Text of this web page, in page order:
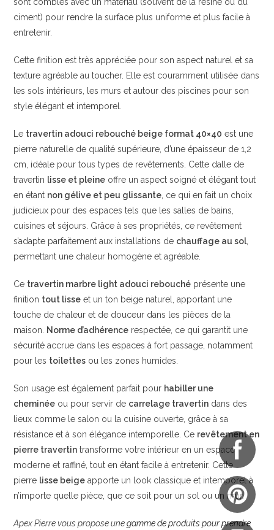
ciment) pour rendre la surface plus uniforme et plus facile à
entretenir.
Cette finition est très appréciée pour son aspect naturel et sa
texture agréable au toucher. Elle est couramment utilisée dans
les sols intérieurs, les murs et autour des piscines pour son
style élégant et intemporel.
Le travertin adouci rebouché beige format 40×40 est une
pierre naturelle de qualité supérieure, d’une épaisseur de 1,2
cm, idéale pour tous types de revêtements. Cette dalle de
travertin lisse et pleine offre un aspect soigné et élégant tout
en étant non gélive et peu glissante , ce qui en fait un choix
judicieux pour des espaces tels que les salles de bains,
cuisines et séjours. Grâce à ses propriétés, ce revêtement
s’adapte parfaitement aux installations de chauffage au sol
permettant une chaleur homogène et agréable.
Ce travertin marbre light adouci rebouché présente une
finition tout lisse et un ton beige naturel, apportant une
touche de chaleur et de douceur dans les pièces de la
maison. Norme d’adhérence respectée, ce qui garantit une
sécurité accrue dans les espaces à fort passage, notamment
pour les toilettes ou les zones humides.
Son usage est également parfait pour habiller une
cheminée ou pour servir de carrelage travertin dans des
lieux comme le salon ou la cuisine ouverte, grâce à sa
résistance et à son élégance intemporelle. Ce revêtement en
pierre travertin transforme votre intérieur en un espace
moderne et raffiné, tout en étant facile à entretenir. Cette
pierre lisse beige apporte un look classique et intemporel à
n’importe quelle pièce, que ce soit pour un sol ou un mur.
Apex Pierre vous propose unegamme de produits pour prendre